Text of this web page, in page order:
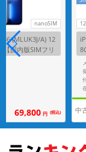
nanoSIM
(MLUK3J/A) 12
【国内版SIMフリ
69,800 円 (税込) 中